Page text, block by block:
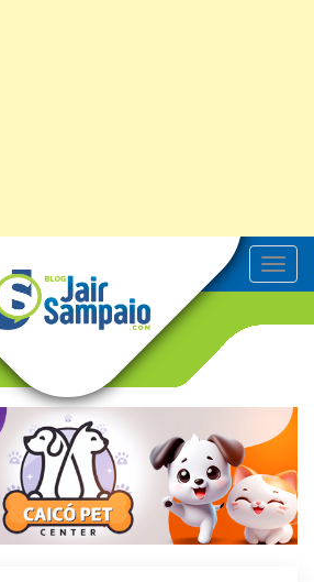
T
o
v
g
t
i
o
n